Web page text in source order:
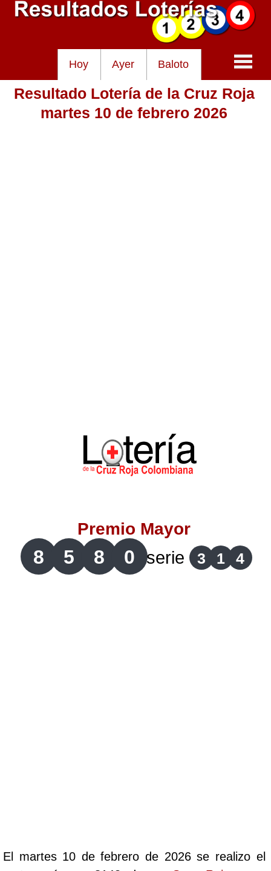
Hoy Ayer Baloto
Baloto
Lotería de Risaralda
Lotería de Santander
Lotería del Cauca
Cafeterito Noche
Resultado Lotería de la Cruz Roja
martes 10 de febrero 2026
Premio Mayor
8 5 8 0 serie 3 1 4
El martes 10 de febrero de 2026 se realizo el